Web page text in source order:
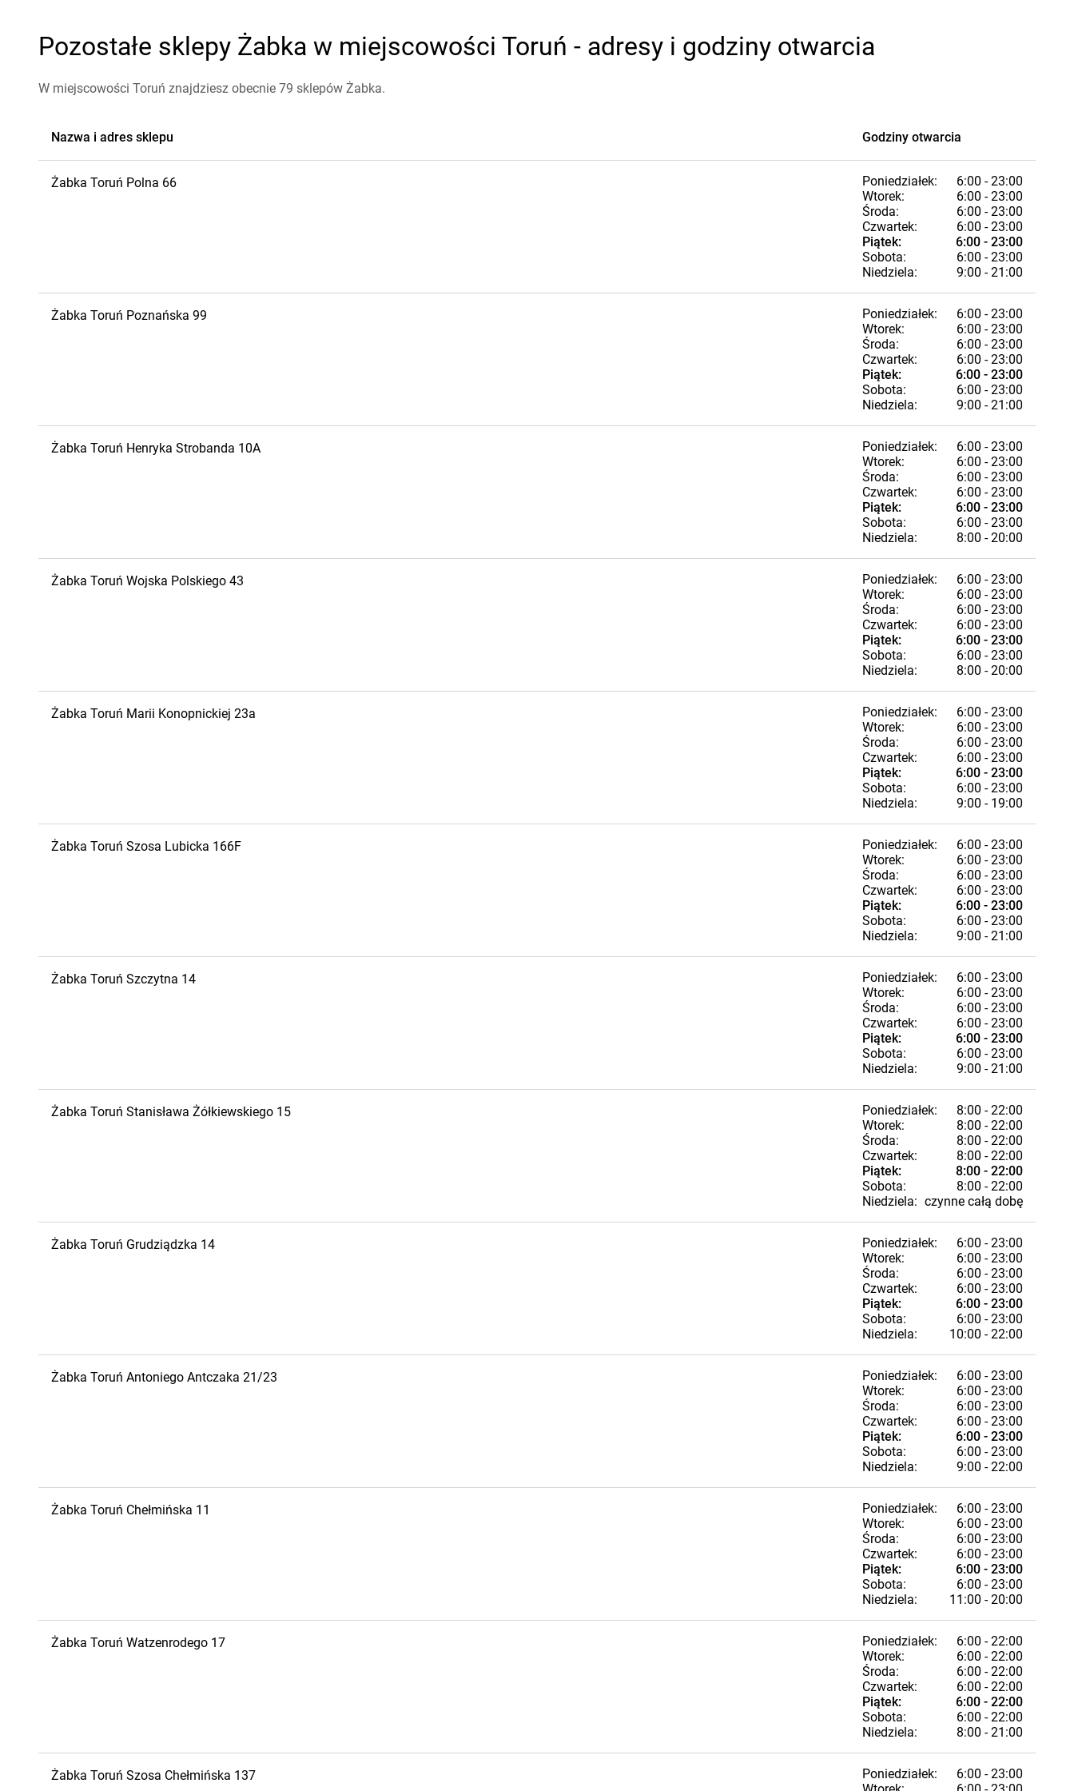
Pozostałe sklepy Żabka w miejscowości Toruń - adresy i godziny otwarcia
W miejscowości Toruń znajdziesz obecnie 79 sklepów Żabka.
Nazwa i adres sklepu Godziny otwarcia
Żabka Toruń Polna 66 Poniedziałek:
6:00 - 23:00
Wtorek:
6:00 - 23:00
Środa:
6:00 - 23:00
Czwartek:
6:00 - 23:00
Piątek:
6:00 - 23:00
Sobota:
6:00 - 23:00
Niedziela:
9:00 - 21:00
Żabka Toruń Poznańska 99 Poniedziałek:
6:00 - 23:00
Wtorek:
6:00 - 23:00
Środa:
6:00 - 23:00
Czwartek:
6:00 - 23:00
Piątek:
6:00 - 23:00
Sobota:
6:00 - 23:00
Niedziela:
9:00 - 21:00
Żabka Toruń Henryka Strobanda 10A Poniedziałek:
6:00 - 23:00
Wtorek:
6:00 - 23:00
Środa:
6:00 - 23:00
Czwartek:
6:00 - 23:00
Piątek:
6:00 - 23:00
Sobota:
6:00 - 23:00
Niedziela:
8:00 - 20:00
Żabka Toruń Wojska Polskiego 43 Poniedziałek:
6:00 - 23:00
Wtorek:
6:00 - 23:00
Środa:
6:00 - 23:00
Czwartek:
6:00 - 23:00
Piątek:
6:00 - 23:00
Sobota:
6:00 - 23:00
Niedziela:
8:00 - 20:00
Żabka Toruń Marii Konopnickiej 23a Poniedziałek:
6:00 - 23:00
Wtorek:
6:00 - 23:00
Środa:
6:00 - 23:00
Czwartek:
6:00 - 23:00
Piątek:
6:00 - 23:00
Sobota:
6:00 - 23:00
Niedziela:
9:00 - 19:00
Żabka Toruń Szosa Lubicka 166F Poniedziałek:
6:00 - 23:00
Wtorek:
6:00 - 23:00
Środa:
6:00 - 23:00
Czwartek:
6:00 - 23:00
Piątek:
6:00 - 23:00
Sobota:
6:00 - 23:00
Niedziela:
9:00 - 21:00
Żabka Toruń Szczytna 14 Poniedziałek:
6:00 - 23:00
Wtorek:
6:00 - 23:00
Środa:
6:00 - 23:00
Czwartek:
6:00 - 23:00
Piątek:
6:00 - 23:00
Sobota:
6:00 - 23:00
Niedziela:
9:00 - 21:00
Żabka Toruń Stanisława Żółkiewskiego 15 Poniedziałek:
8:00 - 22:00
Wtorek:
8:00 - 22:00
Środa:
8:00 - 22:00
Czwartek:
8:00 - 22:00
Piątek:
8:00 - 22:00
Sobota:
8:00 - 22:00
Niedziela: czynne całą dobę
Żabka Toruń Grudziądzka 14 Poniedziałek:
6:00 - 23:00
Wtorek:
6:00 - 23:00
Środa:
6:00 - 23:00
Czwartek:
6:00 - 23:00
Piątek:
6:00 - 23:00
Sobota:
6:00 - 23:00
Niedziela:
10:00 - 22:00
Żabka Toruń Antoniego Antczaka 21/23 Poniedziałek:
6:00 - 23:00
Wtorek:
6:00 - 23:00
Środa:
6:00 - 23:00
Czwartek:
6:00 - 23:00
Piątek:
6:00 - 23:00
Sobota:
6:00 - 23:00
Niedziela:
9:00 - 22:00
Żabka Toruń Chełmińska 11 Poniedziałek:
6:00 - 23:00
Wtorek:
6:00 - 23:00
Środa:
6:00 - 23:00
Czwartek:
6:00 - 23:00
Piątek:
6:00 - 23:00
Sobota:
6:00 - 23:00
Niedziela:
11:00 - 20:00
Żabka Toruń Watzenrodego 17 Poniedziałek:
6:00 - 22:00
Wtorek:
6:00 - 22:00
Środa:
6:00 - 22:00
Czwartek:
6:00 - 22:00
Piątek:
6:00 - 22:00
Sobota:
6:00 - 22:00
Niedziela:
8:00 - 21:00
Żabka Toruń Szosa Chełmińska 137 Poniedziałek:
6:00 - 23:00